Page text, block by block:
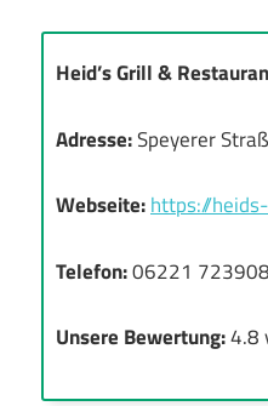
Heid’s Grill &
Adresse:Speyerer
Webseite:https://
Telefon:06221
Unsere Bewertung:4.8